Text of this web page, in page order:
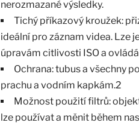
nerozmazané výsledky.
Tichý příkazový kroužek:
ideální pro záznam videa. Lze
úpravám citlivosti ISO a
Ochrana: tubus a všechny
prachu a vodním kapkám.2
Možnost použití filtrů:
lze používat a měnit během